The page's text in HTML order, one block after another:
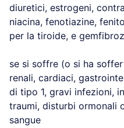
diuretici, estrogeni,
niacina, fenotiazine,
per la tiroide, e
se si soffre (o si ha
renali, cardiaci,
di tipo 1, gravi infezioni,
traumi, disturbi ormonali
sangue